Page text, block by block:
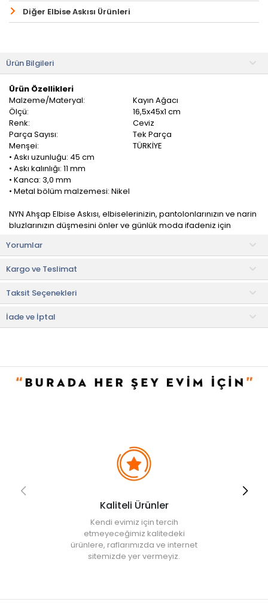
Diğer Elbise Askısı Ürünleri
Ürün Bilgileri
Ürün Özellikleri
Malzeme/Materyal:
Kayın Ağacı
Ölçü:
16,5x45x1 cm
Renk:
Ceviz
Parça Sayısı:
Tek Parça
Menşei:
TÜRKİYE
• Askı uzunluğu: 45 cm
• Askı kalınlığı: 11 mm
• Kanca: 3,0 mm
• Metal bölüm malzemesi: Nikel
NYN Ahşap Elbise Askısı, elbiselerinizin, pantolonlarınızın ve narin
bluzlarınızın düşmesini önler ve günlük moda ifadeniz için
Dayanıklı, hafif ve pratik. Sağlam ve güvenilir. Çoğu kıyafet türü
için kullanılabilir.
İnce tasarıma sahip klasik yapısıyla dolabınızı düzenli hale getirir
ve yerden tasarruf sağlar.
• Not:Bu fiyat perakende satışlar için belirlenmiştir. Toplu alımlar
Yorumlar
Kargo ve Teslimat
Taksit Seçenekleri
İade ve İptal
Kaliteli Ürünler
Kendi evimiz için tercih
etmeyeceğimiz kalitedeki
ürünlere, raflarımızda ve internet
sitemizde yer vermeyiz.